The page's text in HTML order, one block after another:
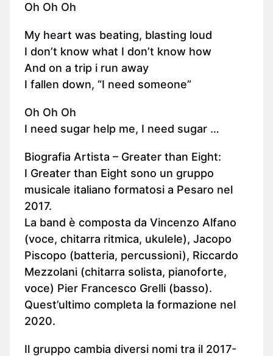
Oh Oh Oh
My heart was beating, blasting loud
I don’t know what I don’t know how
And on a trip i run away
I fallen down, “I need someone”
Oh Oh Oh
I need sugar help me, I need sugar …
Biografia Artista – Greater than Eight:
I Greater than Eight sono un gruppo
musicale italiano formatosi a Pesaro nel
2017.
La band è composta da Vincenzo Alfano
(voce, chitarra ritmica, ukulele), Jacopo
Piscopo (batteria, percussioni), Riccardo
Mezzolani (chitarra solista, pianoforte,
voce) Pier Francesco Grelli (basso).
Quest’ultimo completa la formazione nel
2020.
Il gruppo cambia diversi nomi tra il 2017-